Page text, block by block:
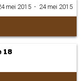
mei 2015 ­ - ­ 24 mei 2015